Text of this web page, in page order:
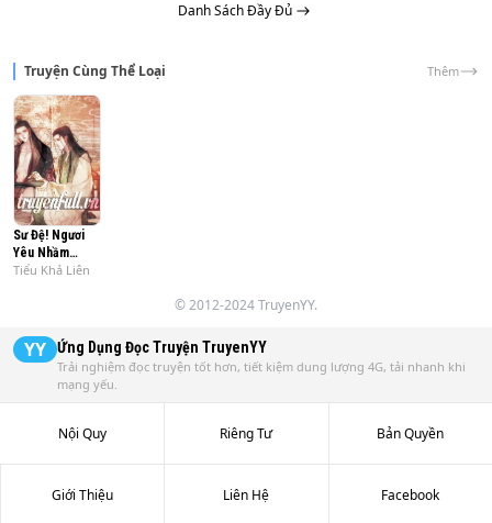
Danh Sách Đầy Đủ
Truyện Cùng Thể Loại Thêm
Sư Đệ! Ngươi
Yêu Nhầm
Người!
Tiểu Khả Liên
© 2012-2024 TruyenYY.
YY Ứng Dụng Đọc Truyện TruyenYY
Trải nghiệm đọc truyện tốt hơn, tiết kiệm dung lượng 4G, tải nhanh khi
mạng yếu.
Nội Quy Riêng Tư Bản Quyền
Giới Thiệu Liên Hệ Facebook